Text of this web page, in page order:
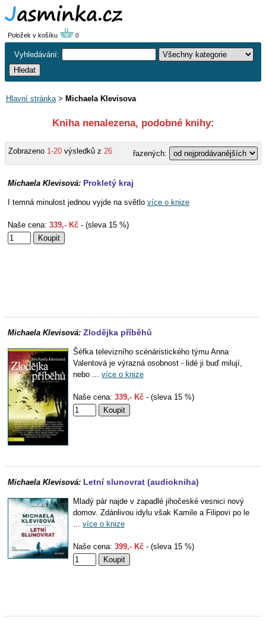
Položek v košíku 0
Vyhledávání:
Hlavní stránka> Michaela Klevisova
Kniha nenalezena, podobné knihy:
Zobrazeno 1-20 výsledků z 26 řazených:
Michaela Klevisová: Prokletý kraj
I temná minulost jednou vyjde na světlo více o knize
Naše cena: 339,- Kč - (sleva 15 %)
Michaela Klevisová: Zlodějka příběhů
Šéfka televizního scénáristického týmu Anna
Valentová je výrazná osobnost - lidé ji buď milují,
nebo ... více o knize
Naše cena: 339,- Kč - (sleva 15 %)
Michaela Klevisová: Letní slunovrat (audiokniha)
Mladý pár najde v zapadlé jihočeské vesnici nový
domov. Zdánlivou idylu však Kamile a Filipovi po le
... více o knize
Naše cena: 399,- Kč - (sleva 15 %)